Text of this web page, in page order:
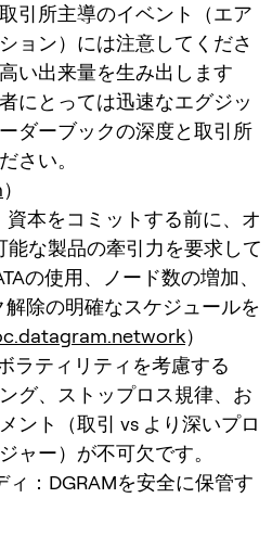
取引所主導のイベント（エア
ョン）には注意してくださ
い出来量を生み出します
にとっては迅速なエグジッ
ダーブックの深度と取引所
さい。
）
資本をコミットする前に、オ
能な製品の牽引力を要求して
の使用、ノード数の増加、
除の明確なスケジュールを
）
ラティリティを考慮する
グ、ストップロス規律、お
ント（取引 vs より深いプロ
ャー）が不可欠です。
：DGRAMを安全に保管す